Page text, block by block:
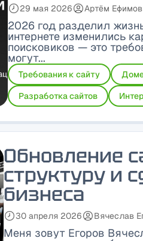
Дата публикации:
29 мая 2026Автор:Артём Ефимов
2026 год разделил
интернете изменились
поисковиков — это
могут...
Требования к сайту
Разработка сайтов
Обновление
структуру и
бизнеса
Дата публикации:
30 апреля 2026Автор:Вячеслав
Меня зовут Егоров